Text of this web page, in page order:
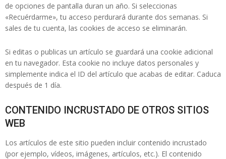
de opciones de pantalla duran un año. Si seleccionas
«Recuérdarme», tu acceso perdurará durante dos semanas. Si
sales de tu cuenta, las cookies de acceso se eliminarán.
Si editas o publicas un artículo se guardará una cookie adicional
en tu navegador. Esta cookie no incluye datos personales y
simplemente indica el ID del artículo que acabas de editar. Caduca
después de 1 día.
CONTENIDO INCRUSTADO DE OTROS SITIOS
WEB
Los artículos de este sitio pueden incluir contenido incrustado
(por ejemplo, vídeos, imágenes, artículos, etc.). El contenido